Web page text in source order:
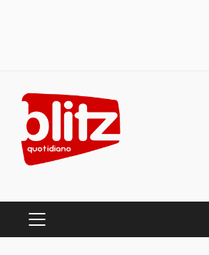
content
PRIMARY